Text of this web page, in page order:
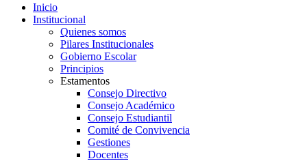
Inicio
Institucional
Quienes somos
Pilares Institucionales
Gobierno Escolar
Principios
Estamentos
Consejo Directivo
Consejo Académico
Consejo Estudiantil
Comité de Convivencia
Gestiones
Docentes